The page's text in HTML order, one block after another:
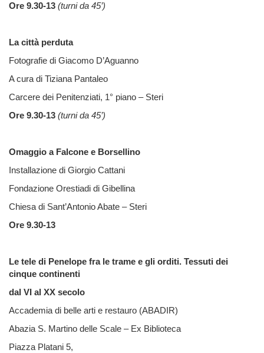
Ore 9.30-13 (turni da 45’)
La città perduta
Fotografie di Giacomo D’Aguanno
A cura di Tiziana Pantaleo
Carcere dei Penitenziati, 1° piano – Steri
Ore 9.30-13 (turni da 45’)
Omaggio a Falcone e Borsellino
Installazione di Giorgio Cattani
Fondazione Orestiadi di Gibellina
Chiesa di Sant’Antonio Abate – Steri
Ore 9.30-13
Le tele di Penelope fra le trame e gli orditi. Tessuti dei
cinque continenti
dal VI al XX secolo
Accademia di belle arti e restauro (ABADIR)
Abazia S. Martino delle Scale – Ex Biblioteca
Piazza Platani 5,